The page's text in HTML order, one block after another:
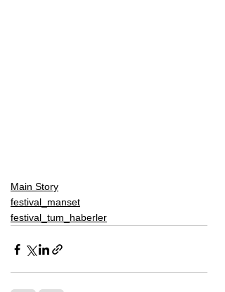
Main Story
festival_manset
festival_tum_haberler